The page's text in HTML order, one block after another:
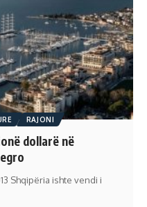
RAJONI
dollarë në
Shqipëria ishte vendi i